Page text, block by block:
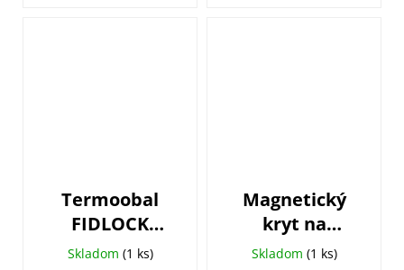
Termoobal
FIDLOCK
Twist 590ml
Skladom (1 ks)
Magnetický
kryt na
telefón
Skladom (1 ks)